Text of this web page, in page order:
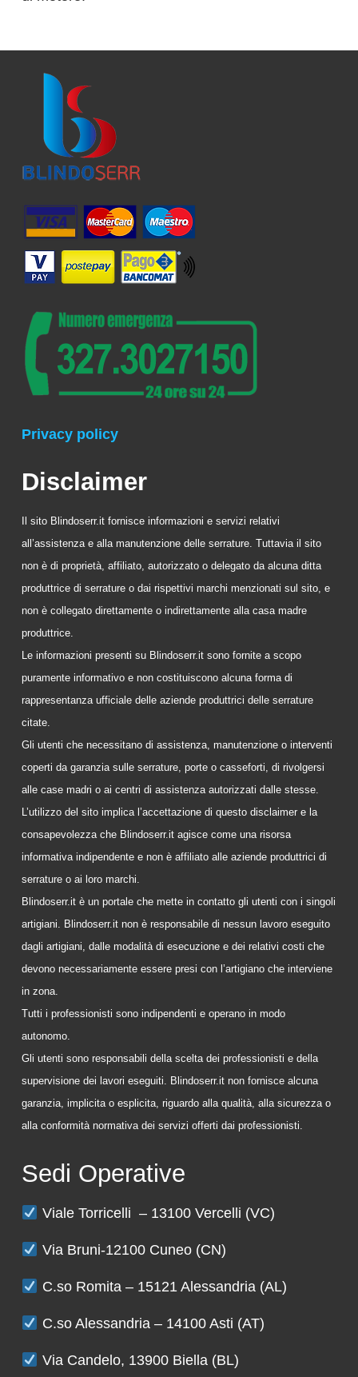
Privacy policy
Disclaimer
Il sito Blindoserr.it fornisce informazioni e servizi relativi
all’assistenza e alla manutenzione delle serrature. Tuttavia il sito
non è di proprietà, affiliato, autorizzato o delegato da alcuna ditta
produttrice di serrature o dai rispettivi marchi menzionati sul sito, e
non è collegato direttamente o indirettamente alla casa madre
produttrice.
Le informazioni presenti su Blindoserr.it sono fornite a scopo
puramente informativo e non costituiscono alcuna forma di
rappresentanza ufficiale delle aziende produttrici delle serrature
citate.
Gli utenti che necessitano di assistenza, manutenzione o interventi
coperti da garanzia sulle serrature, porte o casseforti, di rivolgersi
alle case madri o ai centri di assistenza autorizzati dalle stesse.
L’utilizzo del sito implica l’accettazione di questo disclaimer e la
consapevolezza che Blindoserr.it agisce come una risorsa
informativa indipendente e non è affiliato alle aziende produttrici di
serrature o ai loro marchi.
Blindoserr.it è un portale che mette in contatto gli utenti con i singoli
artigiani. Blindoserr.it non è responsabile di nessun lavoro eseguito
dagli artigiani, dalle modalità di esecuzione e dei relativi costi che
devono necessariamente essere presi con l’artigiano che interviene
in zona.
Tutti i professionisti sono indipendenti e operano in modo
autonomo.
Gli utenti sono responsabili della scelta dei professionisti e della
supervisione dei lavori eseguiti. Blindoserr.it non fornisce alcuna
garanzia, implicita o esplicita, riguardo alla qualità, alla sicurezza o
alla conformità normativa dei servizi offerti dai professionisti.
Sedi Operative
Viale Torricelli – 13100 Vercelli (VC)
Via Bruni-12100 Cuneo (CN)
C.so Romita – 15121 Alessandria (AL)
C.so Alessandria – 14100 Asti (AT)
Via Candelo, 13900 Biella (BL)